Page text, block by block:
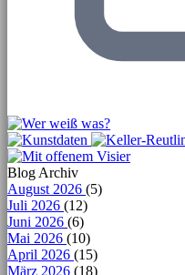
Blog Archiv
August 2026 (5)
Juli 2026 (12)
Juni 2026 (6)
Mai 2026 (10)
April 2026 (15)
März 2026 (18)